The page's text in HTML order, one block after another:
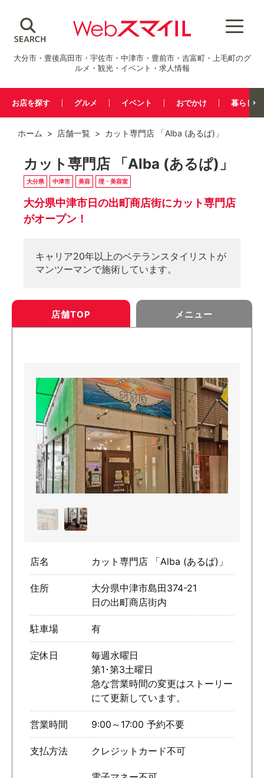
大分市・豊後高田市・宇佐市・中津市・豊前市・吉富町・上毛町のグ
ルメ・観光・イベント・求人情報
お店を探す グルメ イベント おでかけ 暮らし
ホーム > 店舗一覧 > カット専門店 「Alba (あるぱ)」
カット専門店 「Alba (あるぱ)」
大分県 中津市 美容 理・美容室
大分県中津市日の出町商店街にカット専門店
がオープン！
キャリア20年以上のベテランスタイリストが
マンツーマンで施術しています。
店舗TOP メニュー
店名 カット専門店 「Alba (あるぱ)」
住所
大分県中津市島田374-21
日の出町商店街内
駐車場 有
定休日
毎週水曜日
第1･第3土曜日⁡⁡
急な営業時間の変更はストーリー
にて更新しています。
営業時間 9:00～17:00 予約不要
支払方法 クレジットカード不可